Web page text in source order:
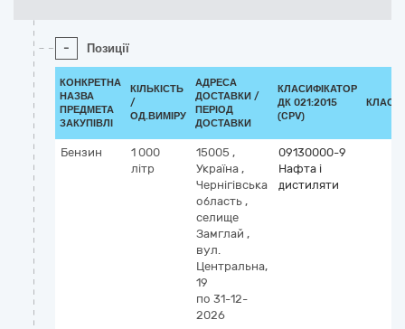
- Позиції
КОНКРЕТНА
НАЗВА
ПРЕДМЕТА
ЗАКУПІВЛІ
КІЛЬКІСТЬ
/
ОД.ВИМІРУ
АДРЕСА
ДОСТАВКИ /
ПЕРІОД
ДОСТАВКИ
КЛАСИФІКАТОР
ДК 021:2015
(CPV)
Бензин
1 000
літр
15005 ,
Україна ,
Чернігівська
область ,
селище
Замглай ,
вул.
Центральна,
19
по 31-12-
2026
09130000-9
Нафта і
дистиляти